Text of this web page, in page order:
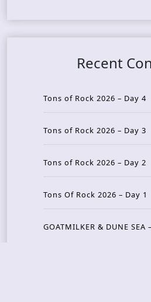
Recent
Tons of Rock 2026 – Day 4
Tons of Rock 2026 – Day 3
Tons of Rock 2026 – Day 2
Tons Of Rock 2026 – Day 1
GOATMILKER & DUNE